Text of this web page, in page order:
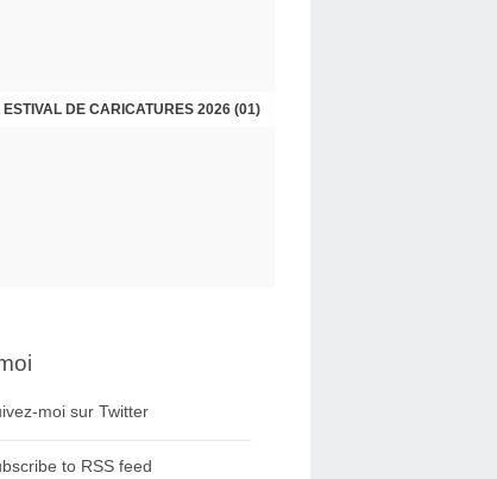
ESTIVAL DE CARICATURES 2026 (01)
GÉOGRAPHIE SPIRITUELLE
moi sur Twitter
to RSS feed